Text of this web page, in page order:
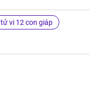
tử vi 12 con giáp